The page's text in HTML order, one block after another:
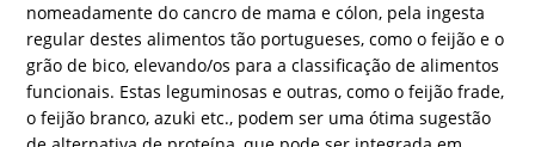
nomeadamente do cancro de mama e cólon, pela ingesta
regular destes alimentos tão portugueses, como o feijão e o
grão de bico, elevando/os para a classificação de alimentos
funcionais. Estas leguminosas e outras, como o feijão frade,
o feijão branco, azuki etc., podem ser uma ótima sugestão